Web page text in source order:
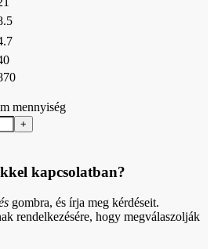
mennyiség
kapcsolatban?
gombra, és írja meg kérdéseit.
rendelkezésére, hogy megválaszolják